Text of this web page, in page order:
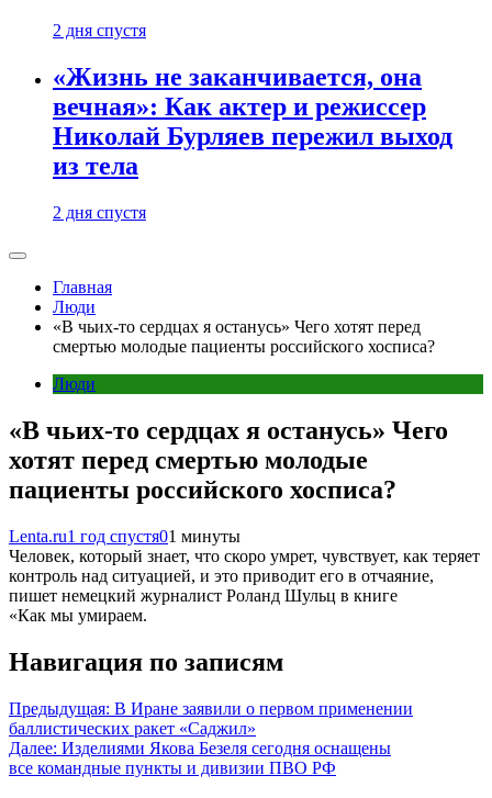
2 дня спустя
«Жизнь не заканчивается, она
вечная»: Как актер и режиссер
Николай Бурляев пережил выход
из тела
2 дня спустя
Главная
Люди
«В чьих-то сердцах я останусь» Чего хотят перед
смертью молодые пациенты российского хосписа?
Люди
«В чьих-то сердцах я останусь» Чего
хотят перед смертью молодые
пациенты российского хосписа?
Lenta.ru1 год спустя01 минуты
Человек, который знает, что скоро умрет, чувствует, как теряет
контроль над ситуацией, и это приводит его в отчаяние,
пишет немецкий журналист Роланд Шульц в книге
«Как мы умираем.
Навигация по записям
Предыдущая: В Иране заявили о первом применении
баллистических ракет «Саджил»
Далее: Изделиями Якова Безеля сегодня оснащены
все командные пункты и дивизии ПВО РФ